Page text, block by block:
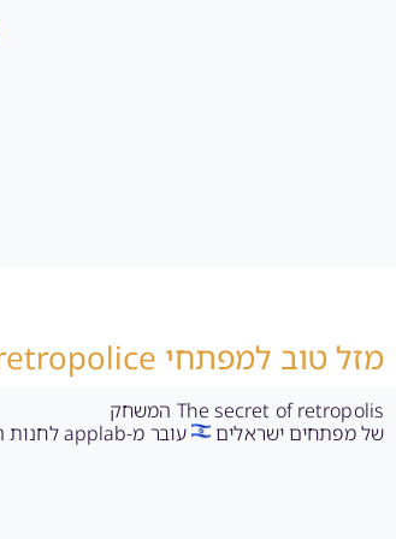
מזל טוב למפתחי The secret of retropolice
The secret of retropolis המשחק
של מפתחים ישראלים
עובר מ-applab לחנות הרשמית !